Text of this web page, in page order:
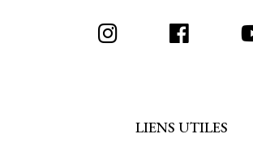
LIENS UTILES